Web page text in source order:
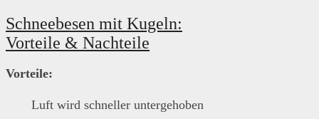
Schneebesen mit Kugeln:
Vorteile & Nachteile
Vorteile:
Luft wird schneller untergehoben